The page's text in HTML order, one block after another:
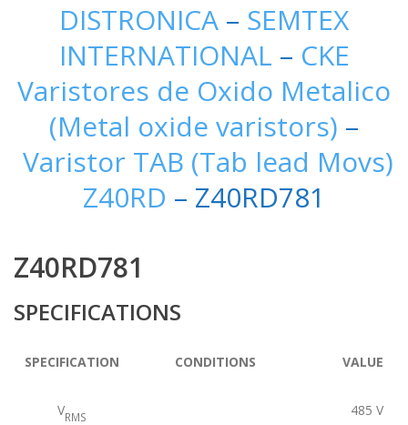
DISTRONICA – SEMTEX
INTERNATIONAL – CKE
Varistores de Oxido Metalico
(Metal oxide varistors) –
Varistor TAB (Tab lead Movs)
Z40RD – Z40RD781
Z40RD781
SPECIFICATIONS
SPECIFICATION CONDITIONS VALUE
VRMS 485 V